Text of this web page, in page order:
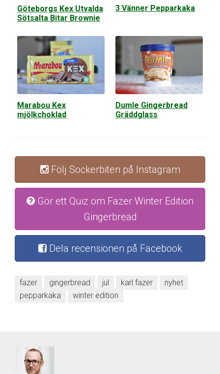
Göteborgs Kex Utvalda
Sötsalta Bitar Brownie
3 Vänner Pepparkaka
Marabou Kex
mjölkchoklad
Dumle Gingerbread
Gräddglass
Följ Sockerbiten på Instagram
Gör ett Quiz om Fazer Winter Edition
Gingerbread
Dela recensionen på Facebook
fazer gingerbread jul karl fazer
nyhet
pepparkaka
winter edition